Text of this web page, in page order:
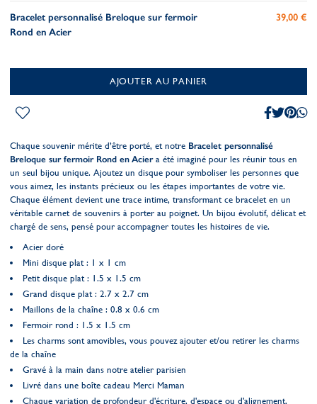
Bracelet personnalisé Breloque sur fermoir
Rond en Acier
39,00 €
AJOUTER AU PANIER
Chaque souvenir mérite d’être porté, et notre Bracelet personnalisé
Breloque sur fermoir Rond en Aciera été imaginé pour les réunir tous en
un seul bijou unique. Ajoutez un disque pour symboliser les personnes que
vous aimez, les instants précieux ou les étapes importantes de votre vie.
Chaque élément devient une trace intime, transformant ce bracelet en un
véritable carnet de souvenirs à porter au poignet. Un bijou évolutif, délicat et
chargé de sens, pensé pour accompagner toutes les histoires de vie.
Acier doré
Mini disque plat : 1 x 1 cm
Petit disque plat : 1.5 x 1.5 cm
Grand disque plat : 2.7 x 2.7 cm
Maillons de la chaîne : 0.8 x 0.6 cm
Fermoir rond : 1.5 x 1.5 cm
Les charms sont amovibles, vous pouvez ajouter et/ou retirer les charms
de la chaîne
Gravé à la main dans notre atelier parisien
Livré dans une boîte cadeau Merci Maman
Chaque variation de profondeur d'écriture, d'espace ou d'alignement,